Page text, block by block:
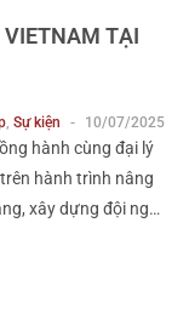
VIETNAM TẠI
,Sự kiện - 10/07/2025
hành cùng đại lý
hành trình nâng
xây dựng đội ngũ
và bền vững, Y
bán hàng tự nhiên